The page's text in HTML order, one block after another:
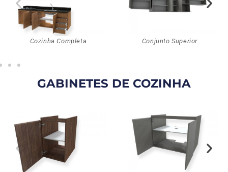
Cozinha Completa Conjunto Superior
GABINETES DE COZINHA